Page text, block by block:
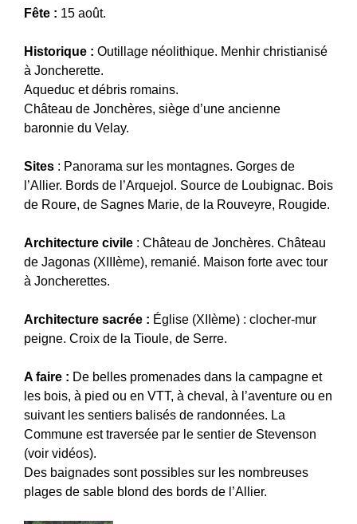
Fête : 15 août.
Historique : Outillage néolithique. Menhir christianisé
à Joncherette.
Aqueduc et débris romains.
Château de Jonchères, siège d’une ancienne
baronnie du Velay.
Sites : Panorama sur les montagnes. Gorges de
l’Allier. Bords de l’Arquejol. Source de Loubignac. Bois
de Roure, de Sagnes Marie, de la Rouveyre, Rougide.
Architecture civile : Château de Jonchères. Château
de Jagonas (XIIIème), remanié. Maison forte avec tour
à Joncherettes.
Architecture sacrée : Église (XIIème) : clocher-mur
peigne. Croix de la Tioule, de Serre.
A faire : De belles promenades dans la campagne et
les bois, à pied ou en VTT, à cheval, à l’aventure ou en
suivant les sentiers balisés de randonnées. La
Commune est traversée par le sentier de Stevenson
(voir vidéos).
Des baignades sont possibles sur les nombreuses
plages de sable blond des bords de l’Allier.